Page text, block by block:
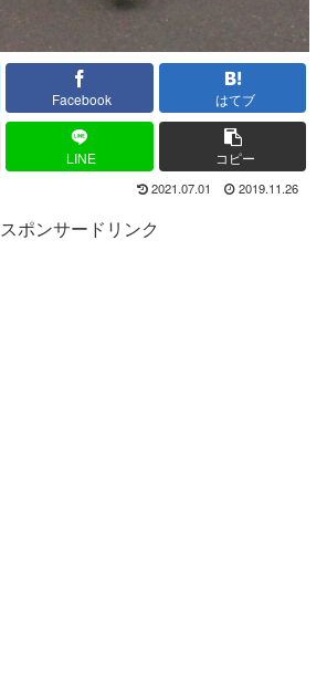
Facebook はてブ
LINE コピー
2021.07.01 2019.11.26
スポンサードリンク